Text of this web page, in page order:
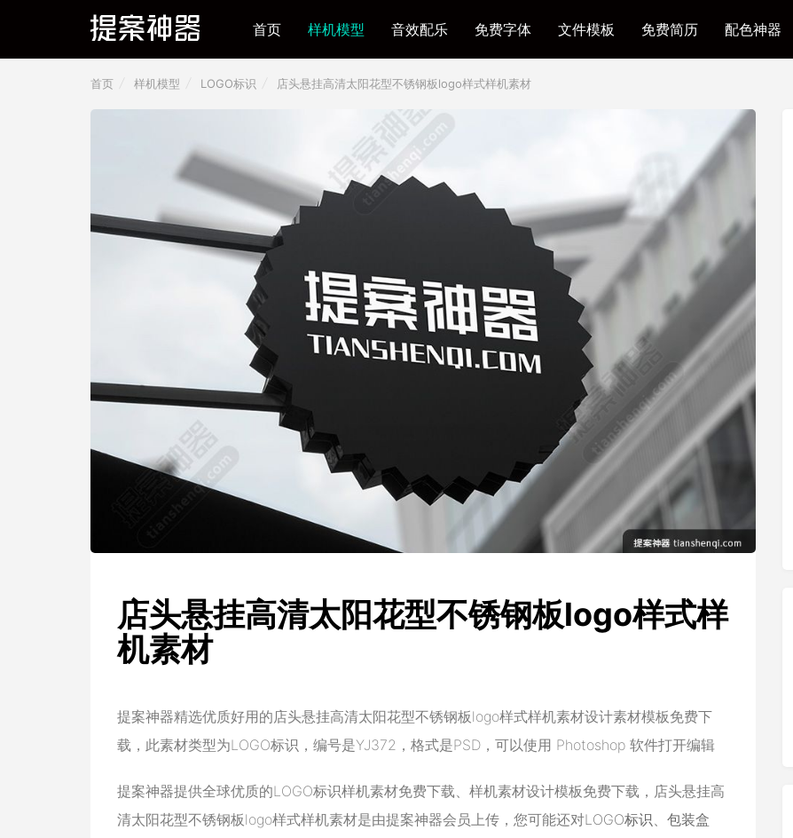
首页 样机模型 音效配乐 免费字体 文件模板 免费简历 配色神器
首页 样机模型 LOGO标识 店头悬挂高清太阳花型不锈钢板logo样式样机素材
店头悬挂高清太阳花型不锈钢板logo样式样
机素材
提案神器精选优质好用的店头悬挂高清太阳花型不锈钢板logo样式样机素材设计素材模板免费下
载，此素材类型为LOGO标识，编号是YJ372，格式是PSD，可以使用 Photoshop 软件打开编辑
提案神器提供全球优质的LOGO标识样机素材免费下载、样机素材设计模板免费下载，店头悬挂高
清太阳花型不锈钢板logo样式样机素材是由提案神器会员上传，您可能还对LOGO标识、 包装盒